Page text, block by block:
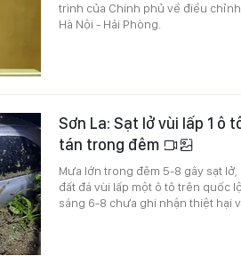
trình của Chính phủ về điều
Hà Nội - Hải Phòng.
Sơn La: Sạt lở vùi lấp 1 ô
tán trong đêm
Mưa lớn trong đêm 5-8 gây sạt
đất đá vùi lấp một ô tô trên quốc
sáng 6-8 chưa ghi nhận thiệt hại